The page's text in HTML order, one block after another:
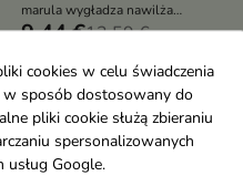
marula wygładza nawilża
wzmacnia redukuje puszenie i
rozczesywanie słoiczek
9,44 €12,59 €
-25% favorite_border
cookies w celu świadczenia
w sposób dostosowany do
pliki cookie służą zbieraniu
spersonalizowanych
Google.